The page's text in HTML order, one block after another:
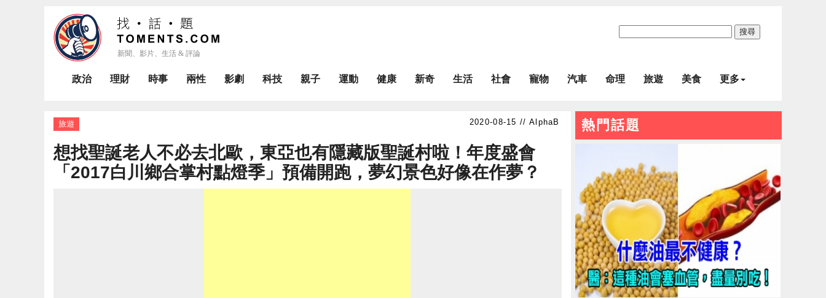
搜尋
政治 理財 時事 兩性 影劇 科技 親子 運動 健康 新奇 生活 社會 寵物 汽車 命理 旅遊 美食 更多
旅遊 AlphaB
想找聖誕老人不必去北歐，東亞也有隱藏版聖誕村啦！年度盛會
「2017白川鄉合掌村點燈季」預備開跑，夢幻景色好像在作夢？
熱門話題